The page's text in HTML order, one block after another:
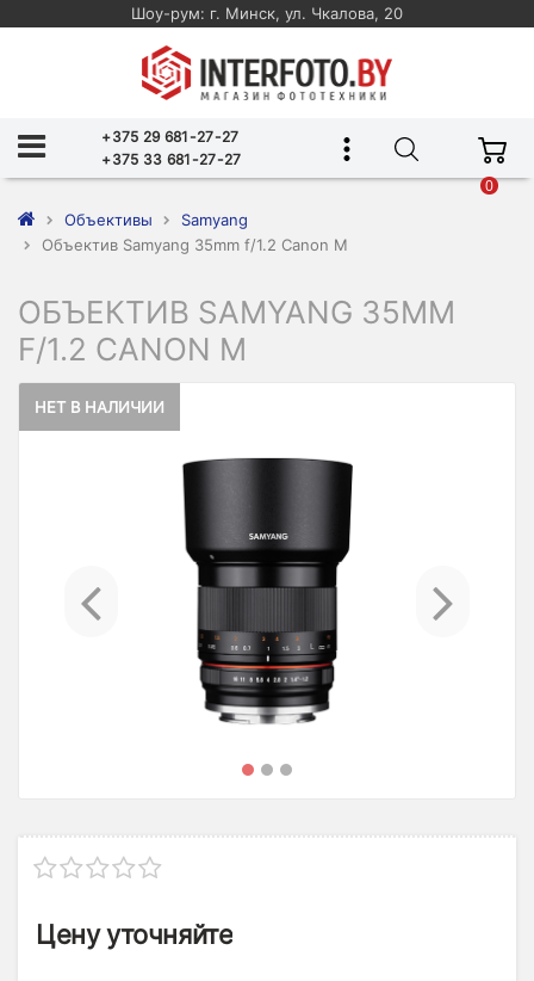
Шоу-рум: г. Минск, ул. Чкалова, 20
+375 29 681-27-27
+375 33 681-27-27
0
Объективы
Samyang
Объектив Samyang 35mm f/1.2 Canon M
ОБЪЕКТИВ SAMYANG 35MM
F/1.2 CANON M
НЕТ В НАЛИЧИИ
Previous
Цену уточняйте